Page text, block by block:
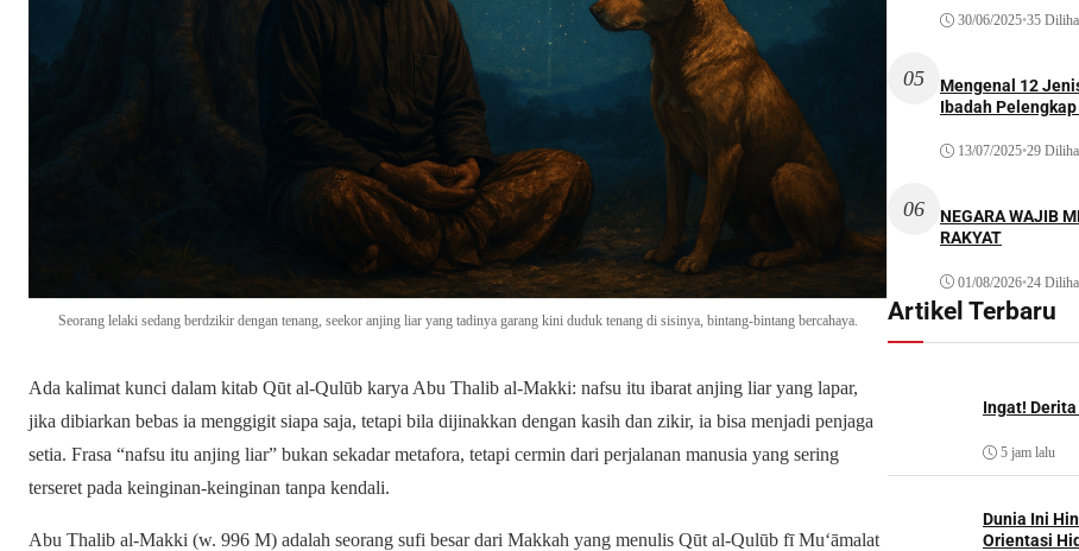
Seorang lelaki sedang berdzikir dengan tenang, seekor anjing liar yang tadinya garang kini duduk tenang di sisinya, bintang-bintang bercahaya.
Ada kalimat kunci dalam kitab Qūt al-Qulūb karya Abu Thalib al-Makki: nafsu itu ibarat anjing liar yang lapar,
jika dibiarkan bebas ia menggigit siapa saja, tetapi bila dijinakkan dengan kasih dan zikir, ia bisa menjadi penjaga
setia. Frasa “nafsu itu anjing liar” bukan sekadar metafora, tetapi cermin dari perjalanan manusia yang sering
terseret pada keinginan-keinginan tanpa kendali.
Abu Thalib al-Makki (w. 996 M) adalah seorang sufi besar dari Makkah yang menulis Qūt al-Qulūb fī Mu‘āmalat
30/06/2025•35
05
Mengenal 12
Ibadah
13/07/2025•29
06
NEGARA WAJIB
RAKYAT
01/08/2026•24
Artikel Terbaru
Ingat!
5 jam lalu
Dunia Ini
Orientasi